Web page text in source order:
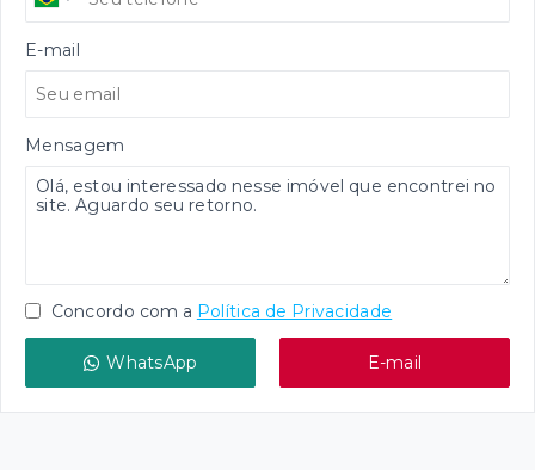
E-mail
Mensagem
Concordo com a Política de Privacidade
WhatsApp E-mail